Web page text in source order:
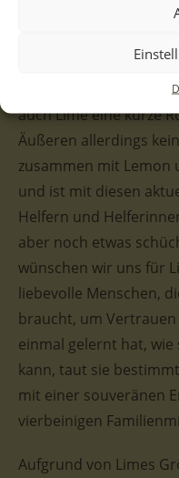
Fellzeichnung auf. Das
fast an
sie jedoch braune
auch Lime eine kurze
Äußeren allerdings
zusammen mit Lemon
und ist mit diesen
Helfern und
aber noch etwas
wünschen wir uns für
liebevolle Menschen,
braucht, um Vertrauen
einmal gelernt hat,
kann, taut sie
mit einer souveränen
vierbeinigen
Aufgrund von Limes